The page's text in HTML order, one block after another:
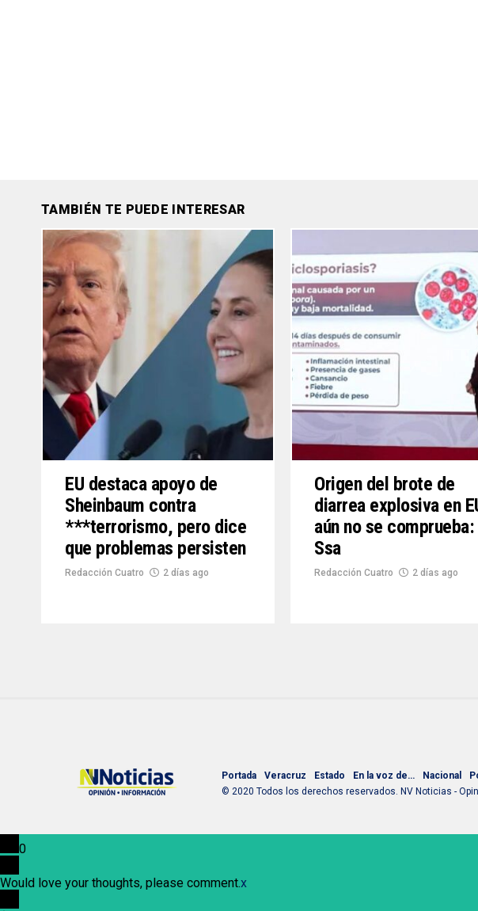
TAMBIÉN TE PUEDE INTERESAR
EU destaca apoyo de
Sheinbaum contra
***terrorismo, pero dice
que problemas persisten
Redacción Cuatro 2 días ago
Origen del brote de
diarrea explosiva en
aún no se comprueba:
Ssa
Redacción Cuatro 2 días ago
Portada Veracruz Estado En la voz de… Nacional
© 2020 Todos los derechos reservados. NV Noticias -
0
Would love your thoughts, please comment.x